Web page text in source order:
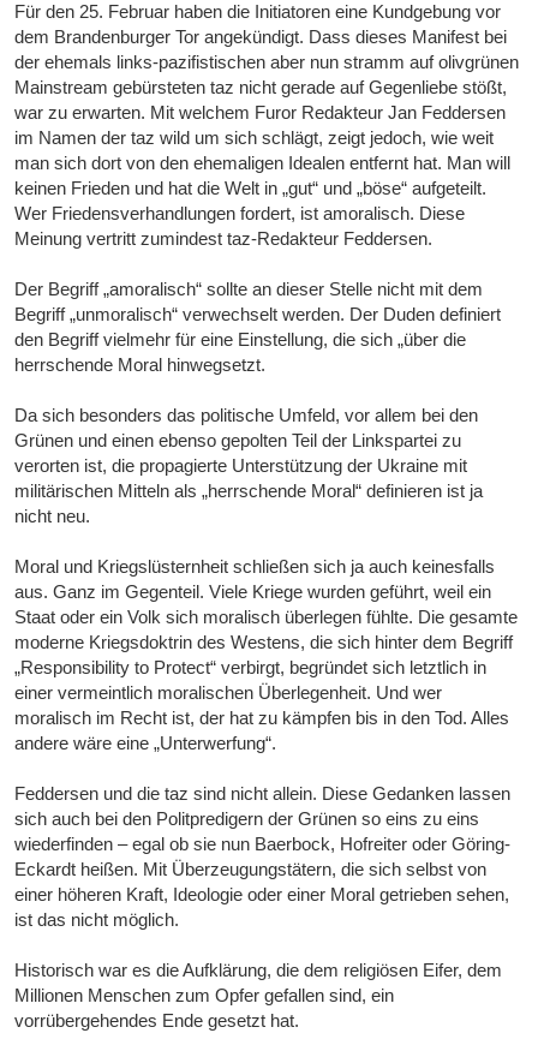
Für den 25. Februar haben die Initiatoren eine Kundgebung vor
dem Brandenburger Tor angekündigt. Dass dieses Manifest bei
der ehemals links-pazifistischen aber nun stramm auf olivgrünen
Mainstream gebürsteten taz nicht gerade auf Gegenliebe stößt,
war zu erwarten. Mit welchem Furor Redakteur Jan Feddersen
im Namen der taz wild um sich schlägt, zeigt jedoch, wie weit
man sich dort von den ehemaligen Idealen entfernt hat. Man will
keinen Frieden und hat die Welt in „gut“ und „böse“ aufgeteilt.
Wer Friedensverhandlungen fordert, ist amoralisch. Diese
Meinung vertritt zumindest taz-Redakteur Feddersen.
Der Begriff „amoralisch“ sollte an dieser Stelle nicht mit dem
Begriff „unmoralisch“ verwechselt werden. Der Duden definiert
den Begriff vielmehr für eine Einstellung, die sich „über die
herrschende Moral hinwegsetzt.
Da sich besonders das politische Umfeld, vor allem bei den
Grünen und einen ebenso gepolten Teil der Linkspartei zu
verorten ist, die propagierte Unterstützung der Ukraine mit
militärischen Mitteln als „herrschende Moral“ definieren ist ja
nicht neu.
Moral und Kriegslüsternheit schließen sich ja auch keinesfalls
aus. Ganz im Gegenteil. Viele Kriege wurden geführt, weil ein
Staat oder ein Volk sich moralisch überlegen fühlte. Die gesamte
moderne Kriegsdoktrin des Westens, die sich hinter dem Begriff
„Responsibility to Protect“ verbirgt, begründet sich letztlich in
einer vermeintlich moralischen Überlegenheit. Und wer
moralisch im Recht ist, der hat zu kämpfen bis in den Tod. Alles
andere wäre eine „Unterwerfung“.
Feddersen und die taz sind nicht allein. Diese Gedanken lassen
sich auch bei den Politpredigern der Grünen so eins zu eins
wiederfinden – egal ob sie nun Baerbock, Hofreiter oder Göring-
Eckardt heißen. Mit Überzeugungstätern, die sich selbst von
einer höheren Kraft, Ideologie oder einer Moral getrieben sehen,
ist das nicht möglich.
Historisch war es die Aufklärung, die dem religiösen Eifer, dem
Millionen Menschen zum Opfer gefallen sind, ein
vorrübergehendes Ende gesetzt hat.